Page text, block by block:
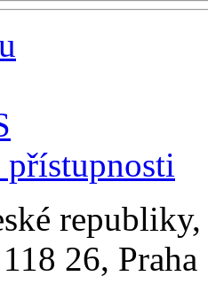
přístupnosti
26,